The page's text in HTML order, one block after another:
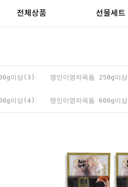
전체상품 선물세트
이상(3) 명인이영자옥돔 250g이
이상(4) 명인이영자옥돔 600g이